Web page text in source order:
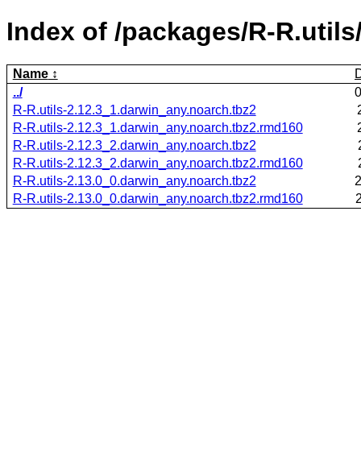
Index of /packages/R-
Name
../
R-R.utils-2.12.3_1.darwin_any.noarch.tbz2
R-R.utils-2.12.3_1.darwin_any.noarch.tbz2.rmd160
R-R.utils-2.12.3_2.darwin_any.noarch.tbz2
R-R.utils-2.12.3_2.darwin_any.noarch.tbz2.rmd160
R-R.utils-2.13.0_0.darwin_any.noarch.tbz2
R-R.utils-2.13.0_0.darwin_any.noarch.tbz2.rmd160